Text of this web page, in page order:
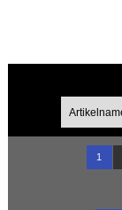
1